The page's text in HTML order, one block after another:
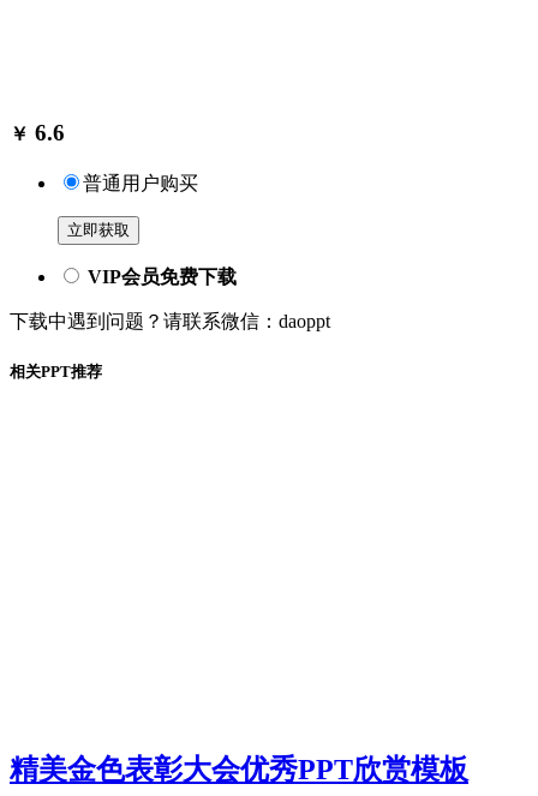
￥ 6.6
普通用户购买
立即获取
VIP会员免费下载
下载中遇到问题？请联系微信：daoppt
相关PPT推荐
精美金色表彰大会优秀PPT欣赏模板